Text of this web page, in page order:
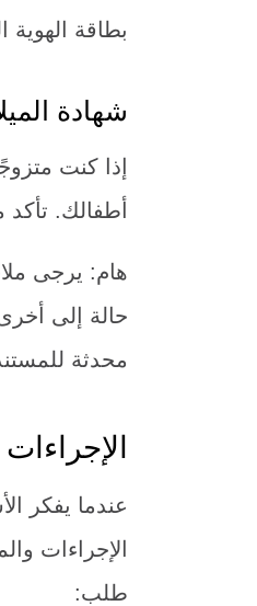
بطاقة
شهادة
إذا كنت
أطفالك.
هام: يرجى
حالة إلى
محدثة
عندما يفكر
الإجراءات
طلب: